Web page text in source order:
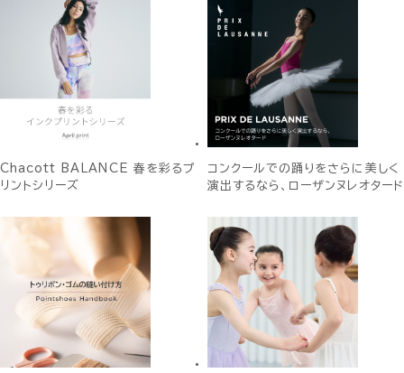
Chacott BALANCE 春を彩るプ
リントシリーズ
コンクールでの踊りをさらに美しく
演出するなら、ローザンヌレオタード